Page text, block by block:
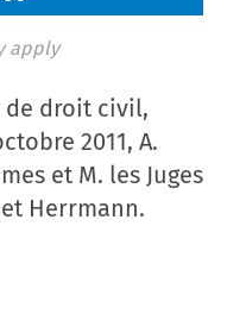
apply
de droit civil,
2011, A.
et M. les Juges
Herrmann.